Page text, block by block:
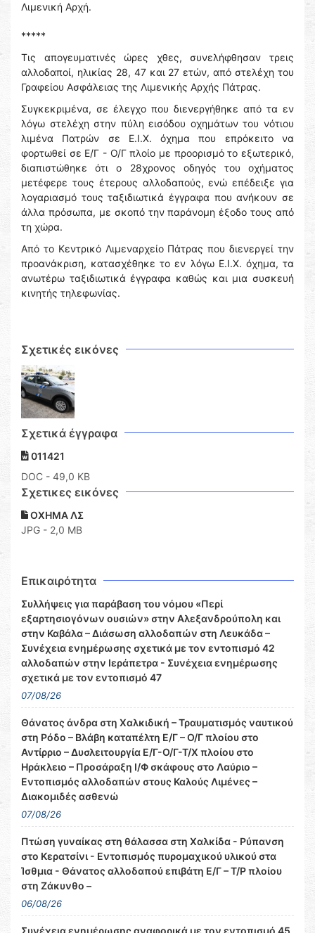
Λιμενική Αρχή.
*****
Τις απογευματινές ώρες χθες, συνελήφθησαν τρεις
αλλοδαποί, ηλικίας 28, 47 και 27 ετών, από στελέχη του
Γραφείου Ασφάλειας της Λιμενικής Αρχής Πάτρας.
Συγκεκριμένα, σε έλεγχο που διενεργήθηκε από τα εν
λόγω στελέχη στην πύλη εισόδου οχημάτων του νότιου
λιμένα Πατρών σε Ε.Ι.Χ. όχημα που επρόκειτο να
φορτωθεί σε Ε/Γ - Ο/Γ πλοίο με προορισμό το εξωτερικό,
διαπιστώθηκε ότι ο 28χρονος οδηγός του οχήματος
μετέφερε τους έτερους αλλοδαπούς, ενώ επέδειξε για
λογαριασμό τους ταξιδιωτικά έγγραφα που ανήκουν σε
άλλα πρόσωπα, με σκοπό την παράνομη έξοδο τους από
τη χώρα.
Από το Κεντρικό Λιμεναρχείο Πάτρας που διενεργεί την
προανάκριση, κατασχέθηκε το εν λόγω Ε.Ι.Χ. όχημα, τα
ανωτέρω ταξιδιωτικά έγγραφα καθώς και μια συσκευή
κινητής τηλεφωνίας.
Σχετικές εικόνες
Σχετικά έγγραφα
011421
DOC - 49,0 KB
Σχετικες εικόνες
ΟΧΗΜΑ ΛΣ
JPG - 2,0 MB
Επικαιρότητα
Συλλήψεις για παράβαση του νόμου «Περί
εξαρτησιογόνων ουσιών» στην Αλεξανδρούπολη και
στην Καβάλα – Διάσωση αλλοδαπών στη Λευκάδα –
Συνέχεια ενημέρωσης σχετικά με τον εντοπισμό 42
αλλοδαπών στην Ιεράπετρα - Συνέχεια ενημέρωσης
σχετικά με τον εντοπισμό 47
07/08/26
Θάνατος άνδρα στη Χαλκιδική – Τραυματισμός ναυτικού
στη Ρόδο – Βλάβη καταπέλτη Ε/Γ – Ο/Γ πλοίου στο
Αντίρριο – Δυσλειτουργία Ε/Γ-Ο/Γ-Τ/Χ πλοίου στο
Ηράκλειο – Προσάραξη Ι/Φ σκάφους στο Λαύριο –
Εντοπισμός αλλοδαπών στους Καλούς Λιμένες –
Διακομιδές ασθενώ
07/08/26
Πτώση γυναίκας στη θάλασσα στη Χαλκίδα - Ρύπανση
στο Κερατσίνι - Εντοπισμός πυρομαχικού υλικού στα
Ίσθμια - Θάνατος αλλοδαπού επιβάτη Ε/Γ – Τ/Ρ πλοίου
στη Ζάκυνθο –
06/08/26